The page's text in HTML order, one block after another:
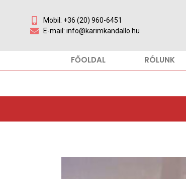
Mobil: +36 (20) 960-6451
E-mail: info@karimkandallo.hu
FŐOLDAL RÓLUNK